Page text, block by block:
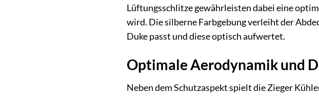
Lüftungsschlitze gewährleisten dabei eine
wird. Die silberne Farbgebung verleiht der
Duke passt und diese optisch aufwertet.
Optimale Aerodynamik und
Neben dem Schutzaspekt spielt die Zieger